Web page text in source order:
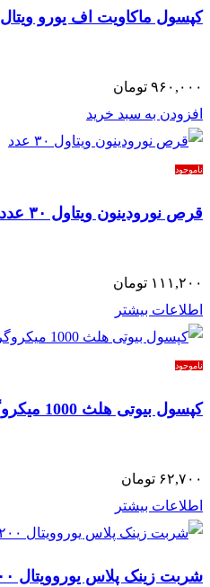
کپسول ماکاویت اف یورو ویتال ۶۰ عدد
۹۶۰,۰۰۰ تومان
افزودن به سبد خرید
ناموجود
قرص نورودینون ویتاول ۳۰ عدد
۱۱۱,۲۰۰ تومان
اطلاعات بیشتر
ناموجود
کپسول بیوتی هلث 1000 میکروگرم هلث اید 30 عدد
۶۲,۷۰۰ تومان
اطلاعات بیشتر
شربت زینک پلاس یوروویتال ۲۰۰ میلی لیتر